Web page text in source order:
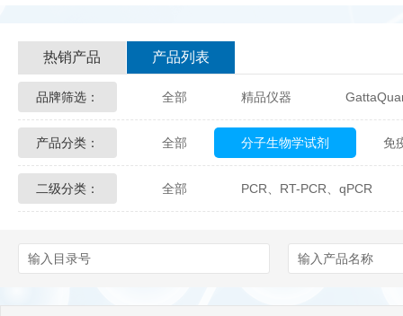
热销产品 产品列表
品牌筛选： 全部 精品仪器
Glycon Biochem Sterlitech
Echelon Biosciences Verichem
产品分类： 全部 分子生物学试剂 免
化学及生物化学试剂 材料学试剂
二级分类： 全部 PCR、RT-PCR、qPCR